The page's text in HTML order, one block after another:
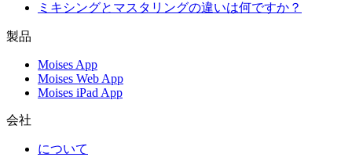
ミキシングとマスタリングの違いは何ですか？
製品
Moises App
Moises Web App
Moises iPad App
会社
について